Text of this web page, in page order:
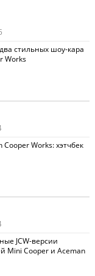
стильных шоу-кара
Works
Works: хэтчбек
JCW-версии
Mini Cooper и Aceman